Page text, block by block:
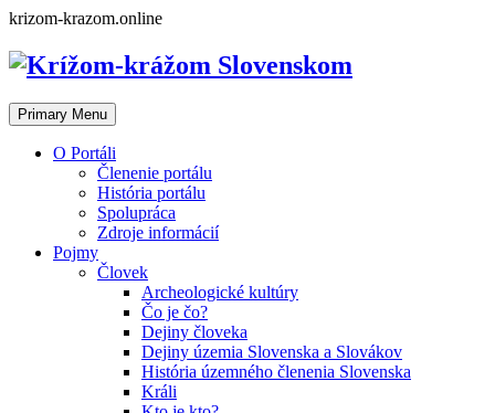
Skip
content
krizom-krazom.online
Primary Menu
O Portáli
Členenie portálu
História portálu
Spolupráca
Zdroje informácií
Pojmy
Človek
Archeologické kultúry
Čo je čo?
Dejiny človeka
Dejiny územia Slovenska a Slovákov
História územného členenia Slovenska
Králi